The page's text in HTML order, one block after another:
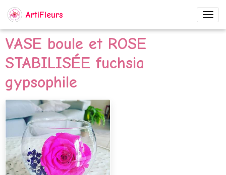
ArtiFleurs
VASE boule et ROSE
STABILISÉE fuchsia
gypsophile